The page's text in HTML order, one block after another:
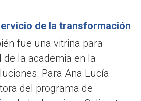
de la transformación
fue una vitrina para
de la academia en la
Para Ana Lucía
del programa de